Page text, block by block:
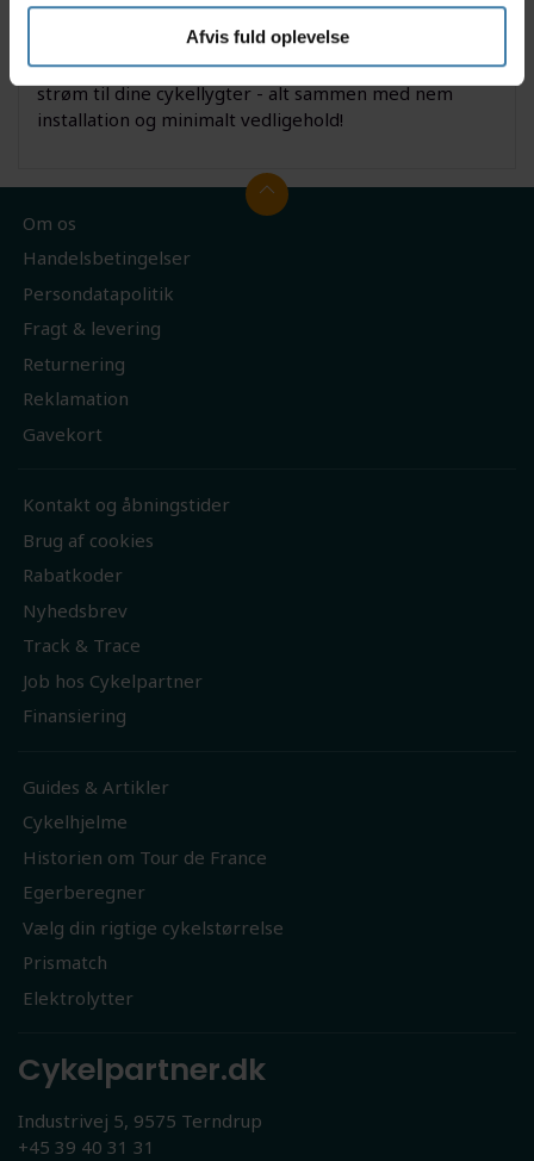
Afvis fuld oplevelse
Derfor skal du vælge Con-tec Dynamo
Vælg Con-tec Dynamo, hvis du ønsker en problemfri
cykeloplevelse med bæredygtig og driftssikker
strøm til dine cykellygter - alt sammen med nem
installation og minimalt vedligehold!
Om os
Handelsbetingelser
Persondatapolitik
Fragt & levering
Returnering
Reklamation
Gavekort
Kontakt og åbningstider
Brug af cookies
Rabatkoder
Nyhedsbrev
Track & Trace
Job hos Cykelpartner
Finansiering
Guides & Artikler
Cykelhjelme
Historien om Tour de France
Egerberegner
Vælg din rigtige cykelstørrelse
Prismatch
Elektrolytter
Cykelpartner.dk
Industrivej 5, 9575 Terndrup
+45 39 40 31 31